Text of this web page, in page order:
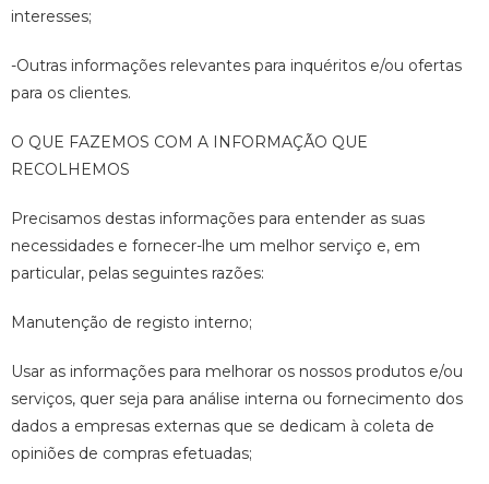
interesses;
-Outras informações relevantes para inquéritos e/ou ofertas
para os clientes.
O QUE FAZEMOS COM A INFORMAÇÃO QUE
RECOLHEMOS
Precisamos destas informações para entender as suas
necessidades e fornecer-lhe um melhor serviço e, em
particular, pelas seguintes razões:
Manutenção de registo interno;
Usar as informações para melhorar os nossos produtos e/ou
serviços, quer seja para análise interna ou fornecimento dos
dados a empresas externas que se dedicam à coleta de
opiniões de compras efetuadas;